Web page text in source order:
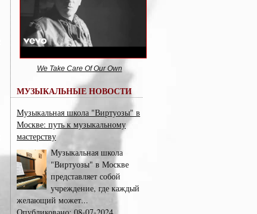
We Take Care Of Our Own
МУЗЫКАЛЬНЫЕ НОВОСТИ
Музыкальная школа "Виртуозы" в
Москве: путь к музыкальному
мастерству
Музыкальная школа
"Виртуозы" в Москве
представляет собой
учреждение, где каждый
желающий может...
Опубликовано: 08-07-2024